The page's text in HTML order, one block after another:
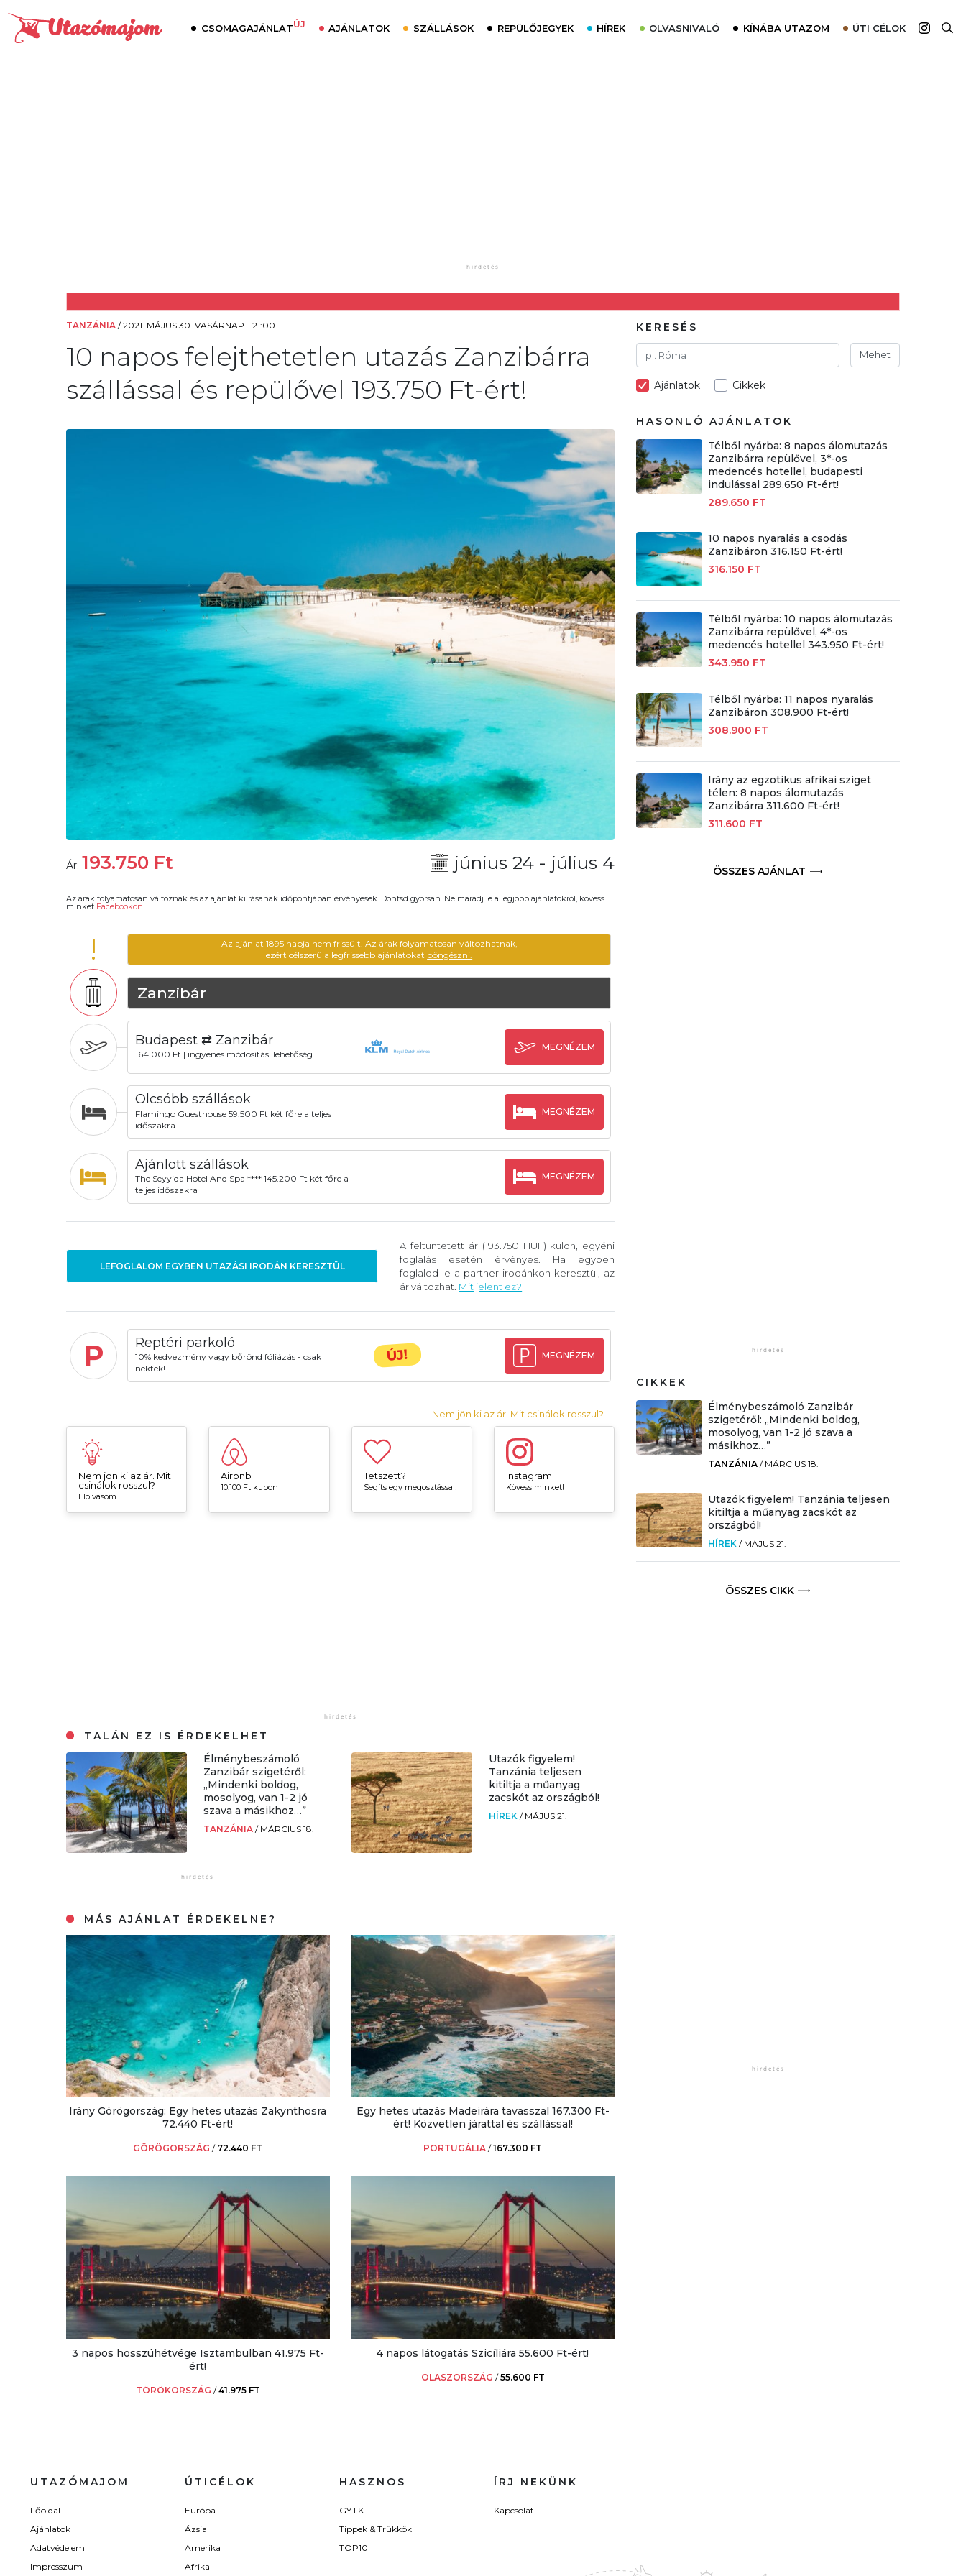
CSOMAGAJÁNLATÚJ AJÁNLATOK SZÁLLÁSOK REPÜLŐJEGYEK HÍREK OLVASNIVALÓ KÍNÁBA UTAZOM ÚTI CÉLOK
TANZÁNIA /2021. MÁJUS 30. VASÁRNAP - 21:00
10 napos felejthetetlen utazás Zanzibárra
szállással és repülővel 193.750 Ft-ért!
Ár: 193.750 Ft június 24 - július 4
Az árak folyamatosan változnak és az ajánlat kiírásanak időpontjában érvényesek. Döntsd gyorsan. Ne maradj le a legjobb ajánlatokról, kövess
minket Facebookon!
!
Az ajánlat 1895 napja nem frissült. Az árak folyamatosan változhatnak,
ezért célszerű a legfrissebb ajánlatokat böngészni.
Zanzibár
Budapest ⇄ Zanzibár
164.000 Ft | ingyenes módosítási lehetőség
MEGNÉZEM
Olcsóbb szállások
Flamingo Guesthouse 59.500 Ft két főre a teljes
időszakra
MEGNÉZEM
Ajánlott szállások
The Seyyida Hotel And Spa **** 145.200 Ft két főre a
teljes időszakra
MEGNÉZEM
LEFOGLALOM EGYBEN UTAZÁSI IRODÁN KERESZTÜL
A feltüntetett ár (193.750 HUF) külön, egyéni
foglalás esetén érvényes. Ha egyben
foglalod le a partner irodánkon keresztül, az
ár változhat. Mit jelent ez?
P Reptéri parkoló
10% kedvezmény vagy bőrönd fóliázás - csak
nektek!
ÚJ! MEGNÉZEM
Nem jön ki az ár. Mit csinálok rosszul?
Nem jön ki az ár. Mit
csinálok rosszul?
Elolvasom
Airbnb
10.100 Ft kupon
Tetszett?
Segíts egy megosztással!
Instagram
Kövess minket!
TALÁN EZ IS ÉRDEKELHET
Élménybeszámoló
Zanzibár szigetéről:
„Mindenki boldog,
mosolyog, van 1-2 jó
szava a másikhoz…”
TANZÁNIA/ MÁRCIUS 18.
Utazók figyelem!
Tanzánia teljesen
kitiltja a műanyag
zacskót az országból!
HÍREK / MÁJUS 21.
MÁS AJÁNLAT ÉRDEKELNE?
Irány Görögország: Egy hetes utazás Zakynthosra
72.440 Ft-ért!
GÖRÖGORSZÁG / 72.440 FT
Egy hetes utazás Madeirára tavasszal 167.300 Ft-
ért! Közvetlen járattal és szállással!
PORTUGÁLIA /167.300 FT
3 napos hosszúhétvége Isztambulban 41.975 Ft-
ért!
TÖRÖKORSZÁG /41.975 FT
4 napos látogatás Szicíliára 55.600 Ft-ért!
OLASZORSZÁG /55.600 FT
KERESÉS
Mehet
Ajánlatok Cikkek
HASONLÓ AJÁNLATOK
Télből nyárba: 8 napos álomutazás
Zanzibárra repülővel, 3*-os
medencés hotellel, budapesti
indulással 289.650 Ft-ért!
289.650 FT
10 napos nyaralás a csodás
Zanzibáron 316.150 Ft-ért!
316.150 FT
Télből nyárba: 10 napos álomutazás
Zanzibárra repülővel, 4*-os
medencés hotellel 343.950 Ft-ért!
343.950 FT
Télből nyárba: 11 napos nyaralás
Zanzibáron 308.900 Ft-ért!
308.900 FT
Irány az egzotikus afrikai sziget
télen: 8 napos álomutazás
Zanzibárra 311.600 Ft-ért!
311.600 FT
ÖSSZES AJÁNLAT
CIKKEK
Élménybeszámoló Zanzibár
szigetéről: „Mindenki boldog,
mosolyog, van 1-2 jó szava a
másikhoz…”
TANZÁNIA / MÁRCIUS 18.
Utazók figyelem! Tanzánia teljesen
kitiltja a műanyag zacskót az
országból!
HÍREK / MÁJUS 21.
ÖSSZES CIKK
UTAZÓMAJOM
Főoldal
Ajánlatok
Adatvédelem
Impresszum
ÚTICÉLOK
Európa
Ázsia
Amerika
Afrika
HASZNOS
GY.I.K.
Tippek & Trükkök
TOP10
ÍRJ NEKÜNK
Kapcsolat